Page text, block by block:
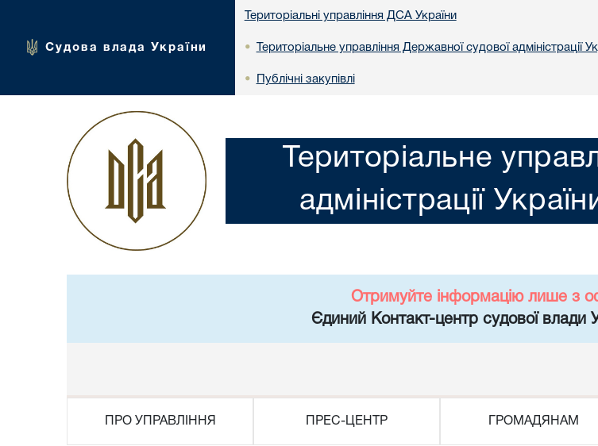
Судова влада України
Територіальні управління ДСА України
• Територіальне управління Державної судової адміністрації
• Публічні закупівлі
Територіальне
адміністрації
Отримуйте інформацію лише з
Єдиний Контакт-центр судової влади
ПРО УПРАВЛІННЯ ПРЕС-ЦЕНТР ГРОМАДЯНАМ